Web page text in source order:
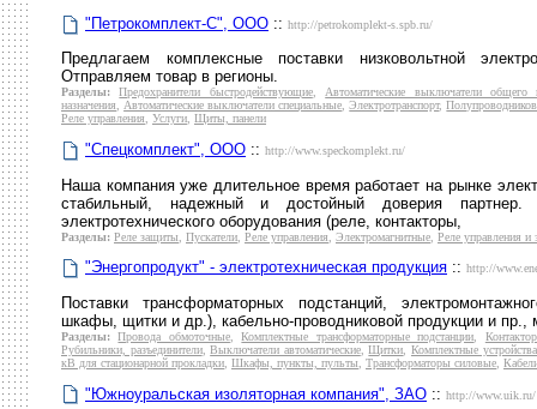
"Петрокомплект-С", ООО :: http://petrokomplekt-s.spb.ru/
Предлагаем комплексные поставки низковольтной
Отправляем товар в регионы.
Разделы: Предохранители быстродействующие,Автоматические выключатели общего
назначения,Автоматические выключатели специальные,Электротранспорт,
Реле управления, Услуги, Щиты, панели
"Спецкомплект", ООО :: http://www.speckomplekt.ru/
Наша компания уже длительное время работает на рынке
стабильный, надежный и достойный доверия партнер.
электротехнического оборудования (реле, контакторы,
Разделы: Реле защиты Пускатели Реле управления Электромагнитные Реле управления и
"Энергопродукт" - электротехническая продукция :: http://
Поставки трансформаторных подстанций,
шкафы, щитки и др.), кабельно-проводниковой продукции и пр.,
Разделы: Провода обмоточные,Комплектные трансформаторные подстанции
Рубильники, разъединители,Выключатели автоматические,Щитки
Комплектные
кВ для стационарной прокладки Шкафы, пункты, пульты Трансформаторы силовые
"Южноуральская изоляторная компания", ЗАО :: http://www.uik.ru/